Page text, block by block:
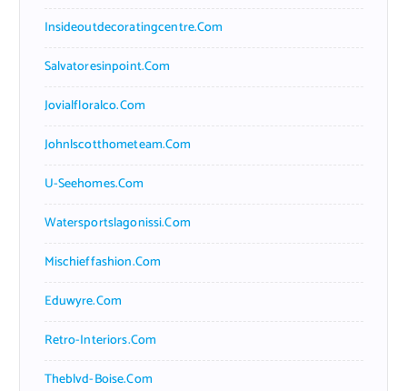
Insideoutdecoratingcentre.com
Salvatoresinpoint.com
Jovialfloralco.com
Johnlscotthometeam.com
U-Seehomes.com
Watersportslagonissi.com
Mischieffashion.com
Eduwyre.com
Retro-Interiors.com
Theblvd-Boise.com